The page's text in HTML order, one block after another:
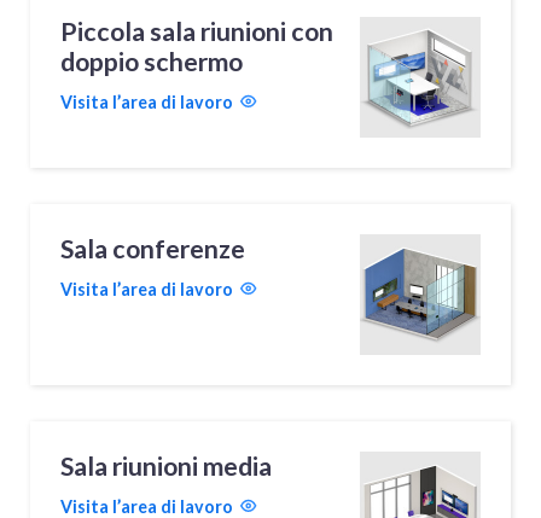
Piccola sala riunioni con
doppio schermo
Visita l’area di lavoro
Sala conferenze
Visita l’area di lavoro
Sala riunioni media
Visita l’area di lavoro